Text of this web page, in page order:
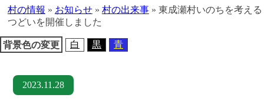
移村の情報 » お知らせ » 村の出来事 » 東成瀬村いのちを考える
つどいを開催しました
背景色の変更 白 黒 青
2023.11.28